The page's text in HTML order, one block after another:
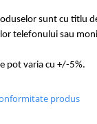
sunt cu titlu
telefonului sau
pot varia cu +/-5%.
produs